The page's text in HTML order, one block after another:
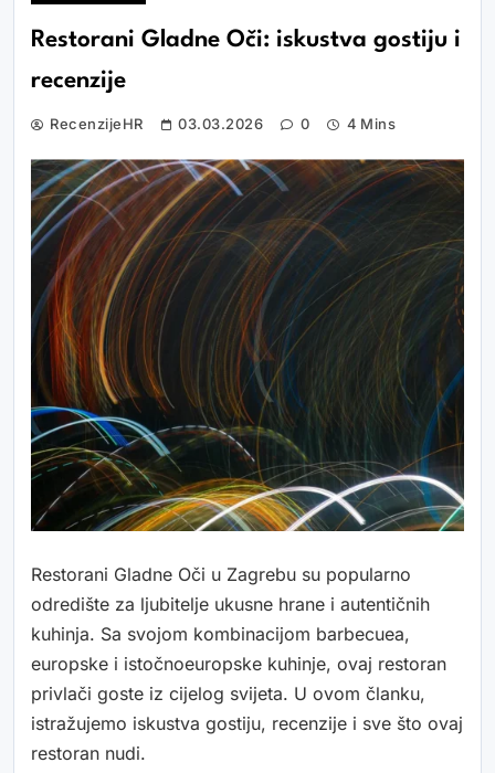
Restorani Gladne Oči: iskustva gostiju i
recenzije
RecenzijeHR 03.03.2026 0 4 Mins
Restorani Gladne Oči u Zagrebu su popularno
odredište za ljubitelje ukusne hrane i autentičnih
kuhinja. Sa svojom kombinacijom barbecuea,
europske i istočnoeuropske kuhinje, ovaj restoran
privlači goste iz cijelog svijeta. U ovom članku,
istražujemo iskustva gostiju, recenzije i sve što ovaj
restoran nudi.